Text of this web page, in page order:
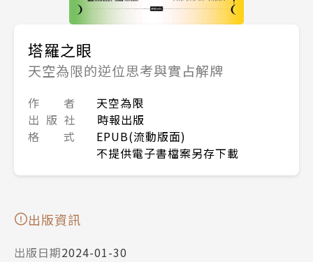
塔羅之眼
天空為限的逆位思考與實占解牌
作 者
天空為限
出 版 社
時報出版
格 式
EPUB(流動版面)
不提供電子書檔案另存下載
出版資訊
出版日期2024-01-30